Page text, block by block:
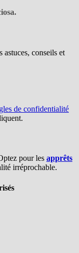
astuces, conseils et
de confidentialité
pour les apprêts
irréprochable.